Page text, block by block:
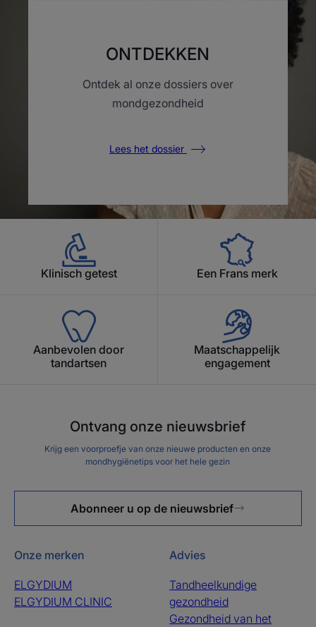
ONTDEKKEN
Ontdek al onze dossiers over
mondgezondheid
Lees het dossier
Klinisch getest Een Frans merk
Aanbevolen door
tandartsen
Maatschappelijk
engagement
Ontvang onze nieuwsbrief
Krijg een voorproefje van onze nieuwe producten en onze
mondhygiënetips voor het hele gezin
Abonneer u op de nieuwsbrief
Onze merken
ELGYDIUM
ELGYDIUM CLINIC
Advies
Tandheelkundige
gezondheid
Gezondheid van het